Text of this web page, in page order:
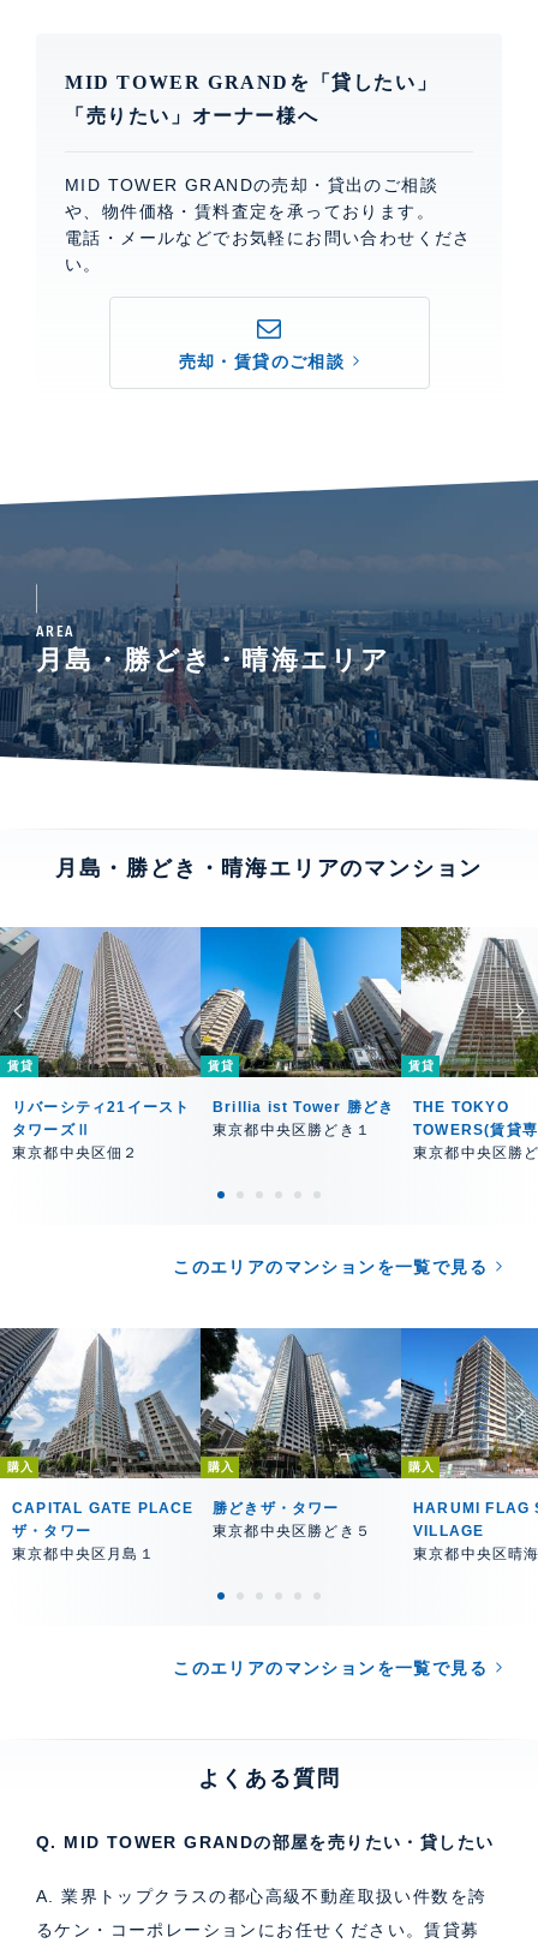
MID TOWER GRANDを「貸したい」
「売りたい」オーナー様へ
MID TOWER GRANDの売却・貸出のご相談
や、物件価格・賃料査定を承っております。
電話・メールなどでお気軽にお問い合わせくださ
い。
売却・賃貸のご相談
AREA
月島・勝どき・晴海エリア
月島・勝どき・晴海エリアのマンション
賃貸
リバーシティ21イースト
タワーズⅡ
東京都中央区佃２
賃貸
Brillia ist Tower 勝どき
東京都中央区勝どき１
賃貸
THE TOKYO
TOWERS(賃貸
東京都中央区勝
このエリアのマンションを一覧で見る
購入
CAPITAL GATE PLACE
ザ・タワー
東京都中央区月島１
購入
勝どきザ・タワー
東京都中央区勝どき５
購入
HARUMI FLAG
VILLAGE
東京都中央区晴
このエリアのマンションを一覧で見る
よくある質問
Q. MID TOWER GRANDの部屋を売りたい・貸したい
A. 業界トップクラスの都心高級不動産取扱い件数を誇
るケン・コーポレーションにお任せください。賃貸募